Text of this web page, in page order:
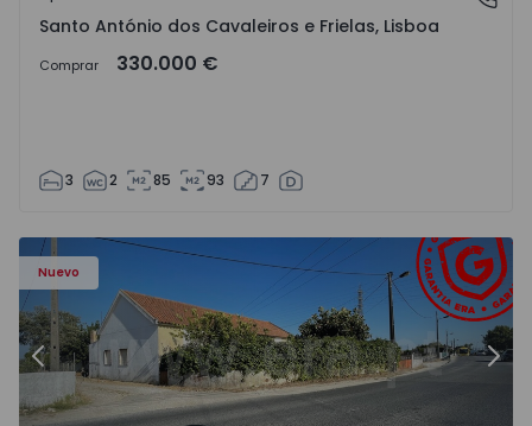
Santo António dos Cavaleiros e Frielas, Lisboa
Comprar 330.000 €
3 2 85 93 7
Nuevo
- 20
Casa T2 Montijo, Atalaia e Alto Estanqueiro-Jardia -
Anterior